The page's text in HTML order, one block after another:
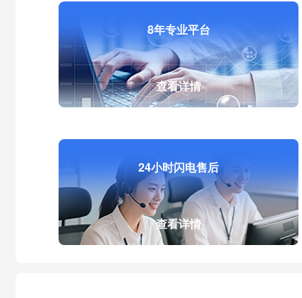
8年专业平台
查看详情
24小时闪电售后
查看详情